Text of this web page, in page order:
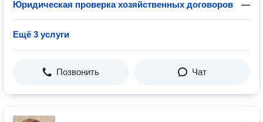
Юридическая проверка хозяйственных договоров —
Ещё 3 услуги
Позвонить Чат